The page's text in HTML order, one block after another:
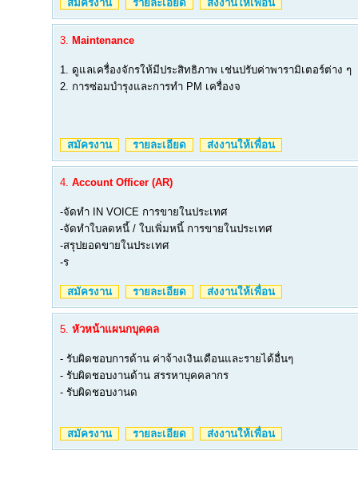
สมัครงาน รายละเอียด ส่งงานให้เพื่อน
3. Maintenance
1. ดูแลเครื่องจักรให้มีประสิทธิภาพ เช่นปรับค่าพารามิเตอร์ต่าง ๆ
2. การซ่อมบำรุงและการทำ PM เครื่องจ
สมัครงาน รายละเอียด ส่งงานให้เพื่อน
4. Account Officer (AR)
-จัดทำ IN VOICE การขายในประเทศ
-จัดทำใบลดหนี้ / ใบเพิ่มหนี้ การขายในประเทศ
-สรุปยอดขายในประเทศ
-ร
สมัครงาน รายละเอียด ส่งงานให้เพื่อน
5. หัวหน้าแผนกบุคคล
- รับผิดชอบการด้าน ค่าจ้างเงินเดือนและรายได้อื่นๆ
- รับผิดชอบงานด้าน สรรหาบุคคลากร
- รับผิดชอบงานด
สมัครงาน รายละเอียด ส่งงานให้เพื่อน